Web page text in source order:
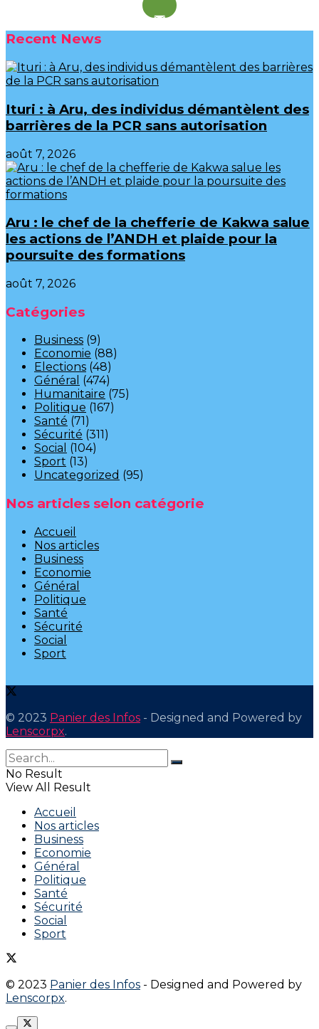
Recent News
Ituri : à Aru, des individus démantèlent des
barrières de la PCR sans autorisation
août 7, 2026
Aru : le chef de la chefferie de Kakwa salue
les actions de l’ANDH et plaide pour la
poursuite des formations
août 7, 2026
Catégories
Business (9)
Economie (88)
Elections (48)
Général (474)
Humanitaire (75)
Politique (167)
Santé (71)
Sécurité (311)
Social (104)
Sport (13)
Uncategorized (95)
Nos articles selon catégorie
Accueil
Nos articles
Business
Economie
Général
Politique
Santé
Sécurité
Social
Sport
© 2023 Panier des Infos - Designed and Powered by
Lenscorpx.
No Result
View All Result
Accueil
Nos articles
Business
Economie
Général
Politique
Santé
Sécurité
Social
Sport
© 2023 Panier des Infos - Designed and Powered by
Lenscorpx.